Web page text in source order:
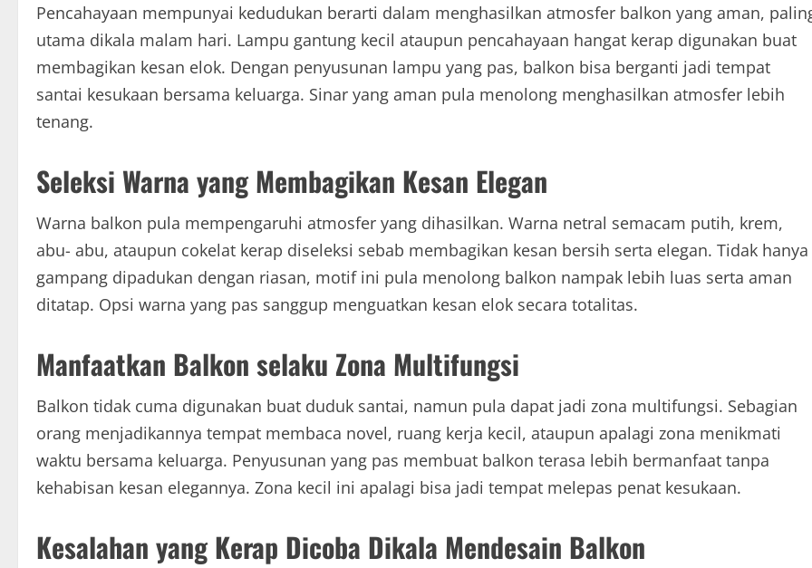
Pencahayaan mempunyai kedudukan berarti dalam menghasilkan atmosfer balkon yang aman,
utama dikala malam hari. Lampu gantung kecil ataupun pencahayaan hangat kerap digunakan buat
membagikan kesan elok. Dengan penyusunan lampu yang pas, balkon bisa berganti jadi tempat
santai kesukaan bersama keluarga. Sinar yang aman pula menolong menghasilkan atmosfer lebih
tenang.
Seleksi Warna yang Membagikan Kesan Elegan
Warna balkon pula mempengaruhi atmosfer yang dihasilkan. Warna netral semacam putih, krem,
abu- abu, ataupun cokelat kerap diseleksi sebab membagikan kesan bersih serta elegan. Tidak hanya
gampang dipadukan dengan riasan, motif ini pula menolong balkon nampak lebih luas serta aman
ditatap. Opsi warna yang pas sanggup menguatkan kesan elok secara totalitas.
Manfaatkan Balkon selaku Zona Multifungsi
Balkon tidak cuma digunakan buat duduk santai, namun pula dapat jadi zona multifungsi. Sebagian
orang menjadikannya tempat membaca novel, ruang kerja kecil, ataupun apalagi zona menikmati
waktu bersama keluarga. Penyusunan yang pas membuat balkon terasa lebih bermanfaat tanpa
kehabisan kesan elegannya. Zona kecil ini apalagi bisa jadi tempat melepas penat kesukaan.
Kesalahan yang Kerap Dicoba Dikala Mendesain Balkon